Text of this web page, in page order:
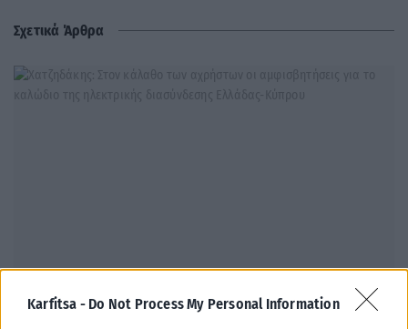
Karfitsa - Do Not Process My Personal Information
Σχετικά Άρθρα